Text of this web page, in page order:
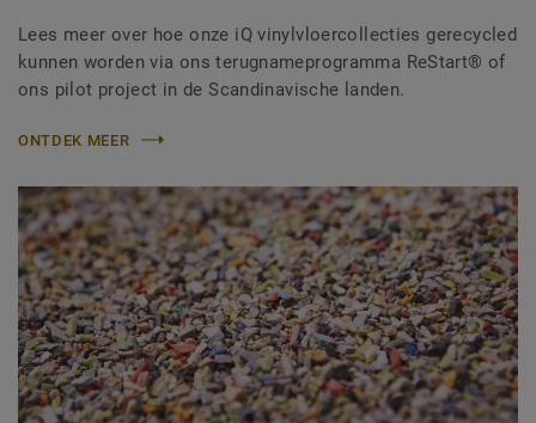
Lees meer over hoe onze iQ vinylvloercollecties gerecycled
kunnen worden via ons terugnameprogramma ReStart® of
ons pilot project in de Scandinavische landen.
ONTDEK MEER